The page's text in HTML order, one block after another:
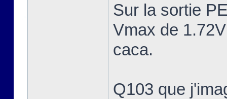
Sur la sortie
Vmax de
caca.
Q103 que